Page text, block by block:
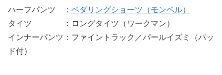
ハーフパンツ ： ペダリングショーツ（モンベル）
タイツ ：ロングタイツ（ワークマン）
インナーパンツ：ファイントラック／パールイズミ（パッ
ド付）